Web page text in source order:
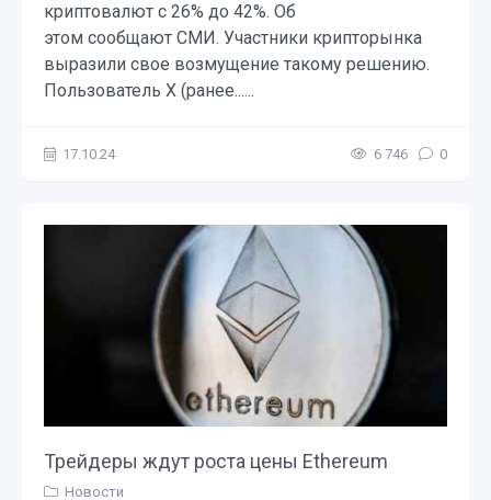
криптовалют с 26% до 42%. Об
этом сообщают СМИ. Участники крипторынка
выразили свое возмущение такому решению.
Пользователь X (ранее......
17.10.24 6 746 0
Трейдеры ждут роста цены Ethereum
Новости